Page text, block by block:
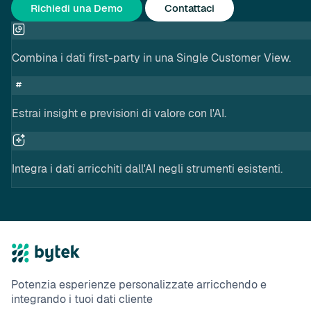
Richiedi una Demo Contattaci
Combina i dati first-party in una Single Customer View.
Estrai insight e previsioni di valore con l'AI.
Integra i dati arricchiti dall'AI negli strumenti esistenti.
Potenzia esperienze personalizzate arricchendo e
integrando i tuoi dati cliente